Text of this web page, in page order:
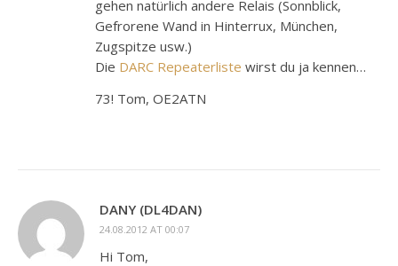
gehen natürlich andere Relais (Sonnblick,
Gefrorene Wand in Hinterrux, München,
Zugspitze usw.)
Die DARC Repeaterliste wirst du ja kennen…
73! Tom, OE2ATN
DANY (DL4DAN)
24.08.2012 AT 00:07
Hi Tom,